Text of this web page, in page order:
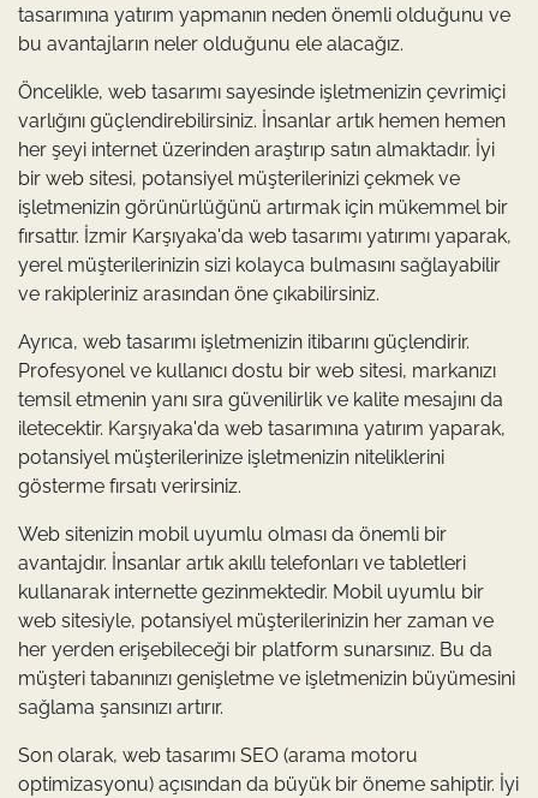
tasarımına yatırım yapmanın neden önemli olduğunu ve
bu avantajların neler olduğunu ele alacağız.
Öncelikle, web tasarımı sayesinde işletmenizin çevrimiçi
varlığını güçlendirebilirsiniz. İnsanlar artık hemen hemen
her şeyi internet üzerinden araştırıp satın almaktadır. İyi
bir web sitesi, potansiyel müşterilerinizi çekmek ve
işletmenizin görünürlüğünü artırmak için mükemmel bir
fırsattır. İzmir Karşıyaka'da web tasarımı yatırımı yaparak,
yerel müşterilerinizin sizi kolayca bulmasını sağlayabilir
ve rakipleriniz arasından öne çıkabilirsiniz.
Ayrıca, web tasarımı işletmenizin itibarını güçlendirir.
Profesyonel ve kullanıcı dostu bir web sitesi, markanızı
temsil etmenin yanı sıra güvenilirlik ve kalite mesajını da
iletecektir. Karşıyaka'da web tasarımına yatırım yaparak,
potansiyel müşterilerinize işletmenizin niteliklerini
gösterme fırsatı verirsiniz.
Web sitenizin mobil uyumlu olması da önemli bir
avantajdır. İnsanlar artık akıllı telefonları ve tabletleri
kullanarak internette gezinmektedir. Mobil uyumlu bir
web sitesiyle, potansiyel müşterilerinizin her zaman ve
her yerden erişebileceği bir platform sunarsınız. Bu da
müşteri tabanınızı genişletme ve işletmenizin büyümesini
sağlama şansınızı artırır.
Son olarak, web tasarımı SEO (arama motoru
optimizasyonu) açısından da büyük bir öneme sahiptir. İyi